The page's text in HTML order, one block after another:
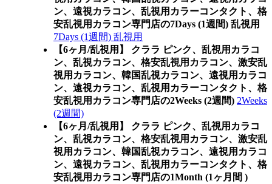
ン、遠視カラコン、乱視用カラーコンタクト、格
安乱視用カラコン専門店の7Days (1週間) 乱視用
7Days (1週間) 乱視用
【6ヶ月/乱視用】 クララ ピンク、乱視用カラコ
ン、乱視カラコン、格安乱視用カラコン、激安乱
視用カラコン、韓国乱視カラコン、遠視用カラコ
ン、遠視カラコン、乱視用カラーコンタクト、格
安乱視用カラコン専門店の2Weeks (2週間) 2Weeks
(2週間)
【6ヶ月/乱視用】 クララ ピンク、乱視用カラコ
ン、乱視カラコン、格安乱視用カラコン、激安乱
視用カラコン、韓国乱視カラコン、遠視用カラコ
ン、遠視カラコン、乱視用カラーコンタクト、格
安乱視用カラコン専門店の1Month (1ヶ月間 )